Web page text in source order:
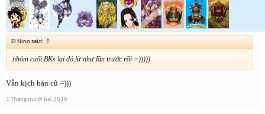
El Nino said: ↑
nhóm cuối BKs lại đỏ lừ như lần trước rồi =)))))
Vẫn kịch bản cũ =)))
1 Tháng mười hai 2016